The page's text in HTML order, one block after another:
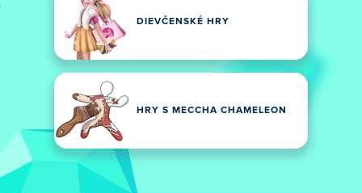
DIEVČENSKÉ HRY
HRY S MECCHA CHAMELEON